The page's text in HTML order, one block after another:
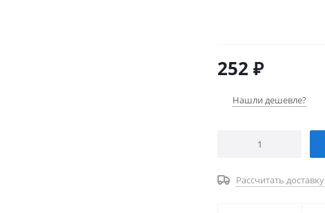
252 ₽
Нашли дешевле?
Рассчитать доставку